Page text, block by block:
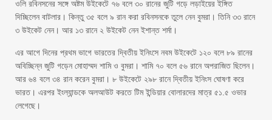
ওলি রবিনসনের সঙ্গে অষ্টম উইকেটে ৭৬ বলে ৩০ রানের জুটি গড়ে লড়াইয়ের ইঙ্গিত
দিচ্ছিলেন বাটলার। কিন্তু ৩৫ বলে ৯ রান করা রবিনসনকে তুলে নেন বুমরা। তিনি ৩৩ রানে
৩ উইকেট নেন। আর ১৩ রানে ২ উইকেট নেন ইশান্ত শর্মা।
এর আগে দিনের প্রথম ভাগে ভারতের দ্বিতীয় ইনিংসে নবম উইকেটে ১২০ বলে ৮৯ রানের
অবিচ্ছিন্ন জুটি গড়েন মোহাম্মদ শামি ও বুমরা। শামি ৭০ বলে ৫৬ রানে অপরাজিত ছিলেন।
আর ৬৪ বলে ৩৪ রান করেন বুমরা। ৮ উইকেটে ২৯৮ রানে দ্বিতীয় ইনিংস ঘোষণা করে
ভারত। এরপর ইংল্যান্ডকে অলআউট করতে টিম ইন্ডিয়ার বোলারদের মাত্র ৫১.৫ ওভার
লেগেছে।